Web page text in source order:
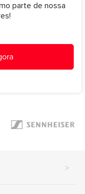
parte de nossa
>